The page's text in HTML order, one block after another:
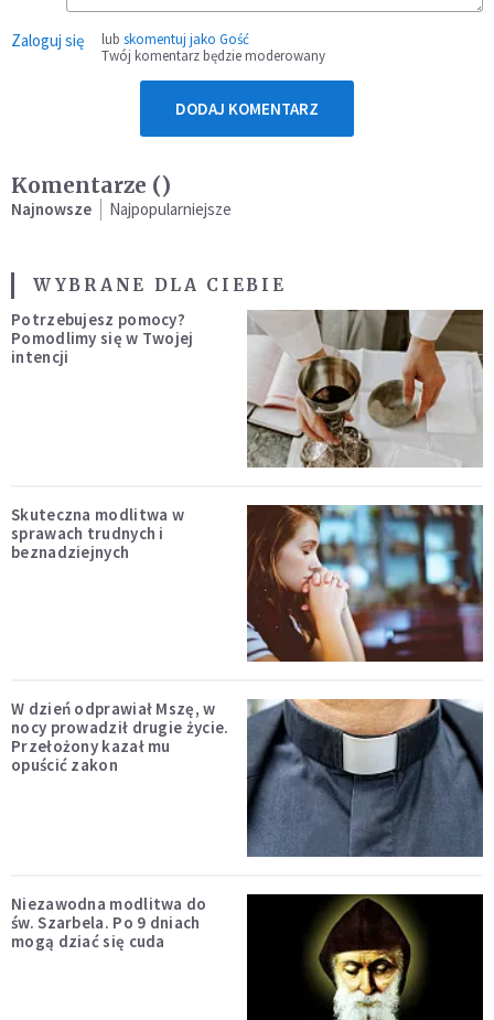
Zaloguj się lub skomentuj jako Gość
Twój komentarz będzie moderowany
DODAJ KOMENTARZ
Komentarze ()
Najnowsze Najpopularniejsze
WYBRANE DLA CIEBIE
Potrzebujesz pomocy?
Pomodlimy się w Twojej
intencji
Skuteczna modlitwa w
sprawach trudnych i
beznadziejnych
W dzień odprawiał Mszę, w
nocy prowadził drugie życie.
Przełożony kazał mu
opuścić zakon
Niezawodna modlitwa do
św. Szarbela. Po 9 dniach
mogą dziać się cuda